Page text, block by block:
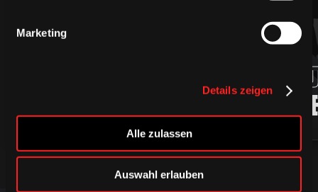
Marketing
Details zeigen
Alle zulassen
Auswahl erlauben